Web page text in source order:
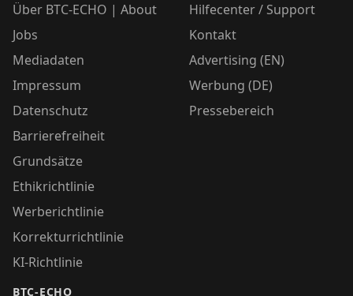
Über BTC-ECHO | About
Jobs
Mediadaten
Impressum
Datenschutz
Barrierefreiheit
Grundsätze
Ethikrichtlinie
Werberichtlinie
Korrekturrichtlinie
KI-Richtlinie
BTC-ECHO
Hilfecenter / Support
Kontakt
Advertising (EN)
Werbung (DE)
Pressebereich